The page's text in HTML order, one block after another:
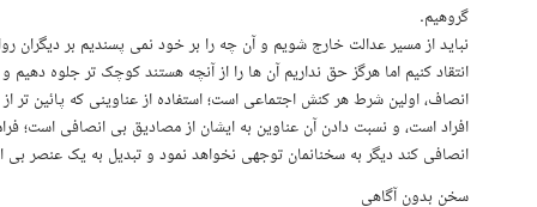
گروهیم.
نباید از مسیر عدالت خارج شویم و آن چه را بر خود نمی پسندیم بر
انتقاد کنیم اما هرگز حق نداریم آن ها را از آنچه هستند کوچک تر جلوه دهیم
انصاف، اولین شرط هر کنش اجتماعی است؛ استفاده از عناوینی که پائین
افراد است، و نسبت دادن آن عناوین به ایشان از مصادیق بی انصافی است؛
انصافی کند دیگر به سخنانمان توجهی نخواهد نمود و تبدیل به یک عنصر بی
سخن بدون آگاهی